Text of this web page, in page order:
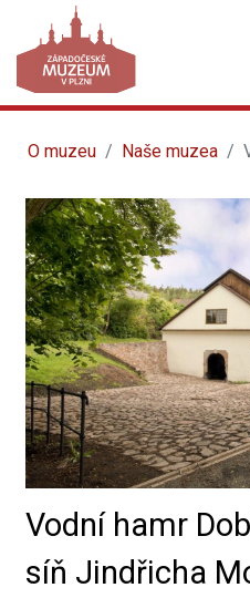
O muzeu Naše muzea
Vodní hamr
síň Jindřicha